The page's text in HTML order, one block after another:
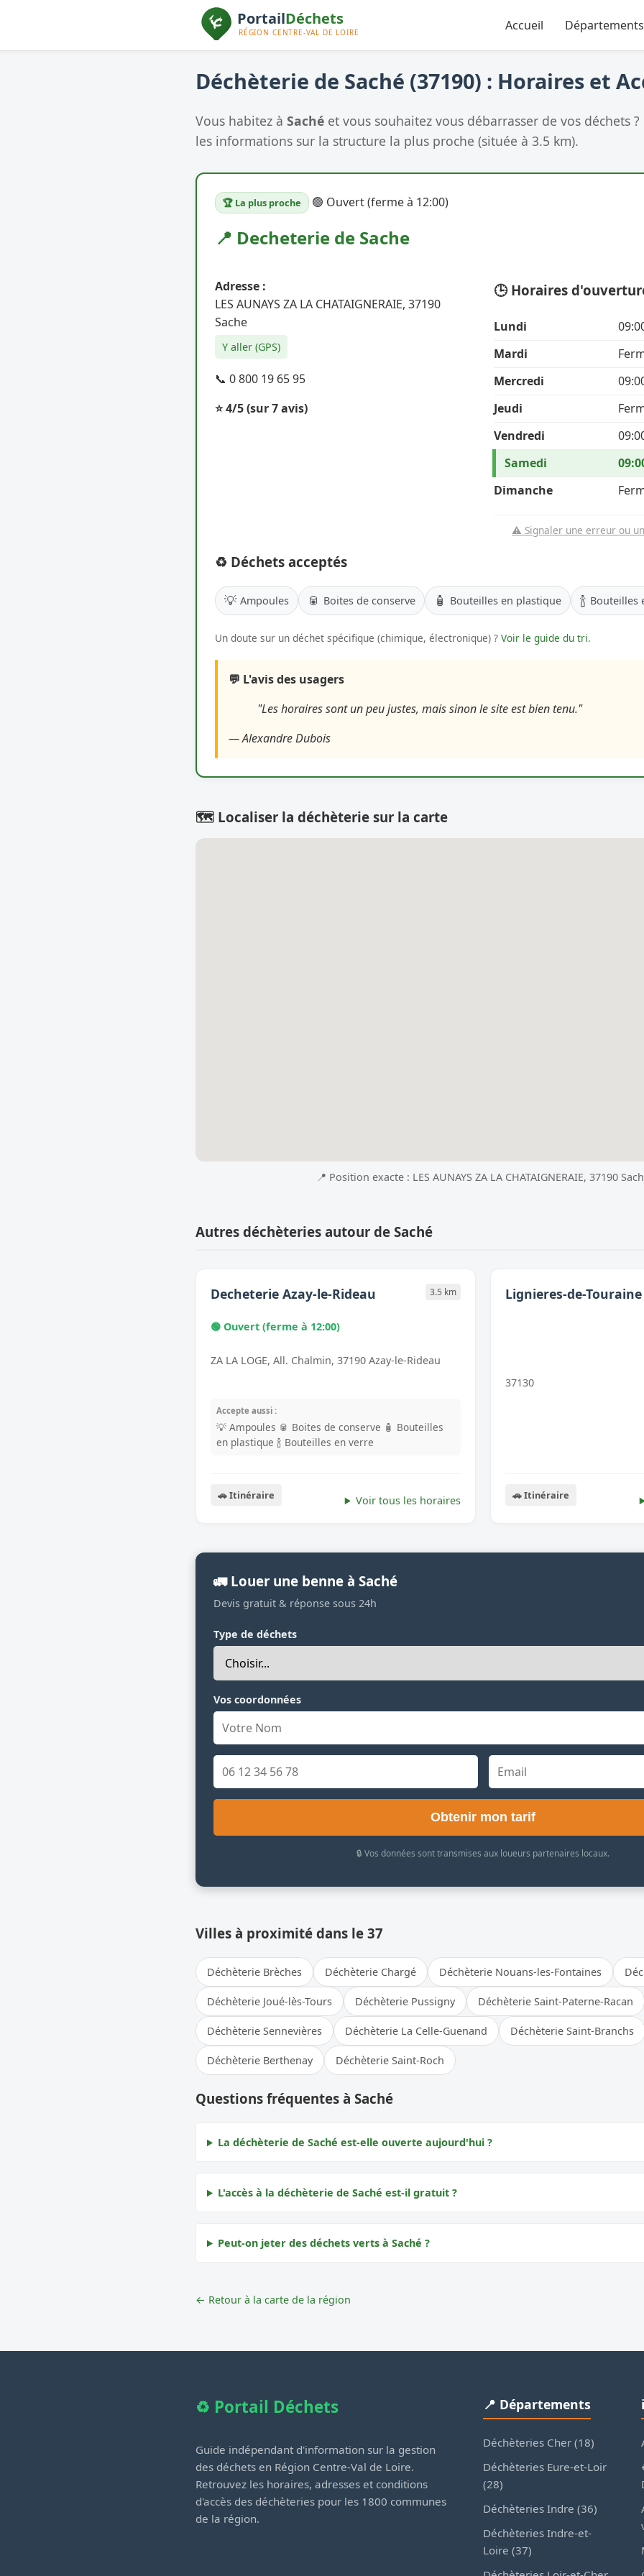
Accueil
Déchèterie de Saché (37190) : Horaires et
Vous habitez à Saché et vous souhaitez vous débarrasser de vos déchets
les informations sur la structure la plus proche (située à 3.5 km).
🏆 La plus proche 🟢 Ouvert (ferme à 12:00)
📍 Decheterie de Sache
Adresse :
LES AUNAYS ZA LA CHATAIGNERAIE, 37190
Sache
Y aller (GPS)
📞 0 800 19 65 95
⭐ 4/5(sur 7 avis)
🕒 Horaires
Lundi
Mardi
Mercredi
Jeudi
Vendredi
Samedi
Dimanche
⚠️ Signaler une erreur ou
♻️ Déchets acceptés
💡 Ampoules 🥫 Boites de conserve 🧴 Bouteilles en plastique 🍾 Bouteilles
Un doute sur un déchet spécifique (chimique, électronique) ? Voir le guide du tri.
💬 L'avis des usagers
"Les horaires sont un peu justes, mais sinon le site est bien tenu."
— Alexandre Dubois
🗺️ Localiser la déchèterie sur la carte
📍 Position exacte : LES AUNAYS ZA LA CHATAIGNERAIE, 37190
Autres déchèteries autour de Saché
Decheterie Azay-le-Rideau 3.5 km
🟢 Ouvert (ferme à 12:00)
ZA LA LOGE, All. Chalmin, 37190 Azay-le-Rideau
Accepte aussi :
💡 Ampoules 🥫 Boites de conserve 🧴 Bouteilles
en plastique 🍾 Bouteilles en verre
🚗 Itinéraire Voir tous les horaires
Lignieres-de-Touraine
37130
🚗 Itinéraire
🚛 Louer une benne à Saché
Devis gratuit & réponse sous 24h
Type de déchets
Vos coordonnées
Obtenir mon tarif
🔒 Vos données sont transmises aux loueurs partenaires locaux.
Villes à proximité dans le 37
Déchèterie Brèches Déchèterie Chargé Déchèterie Nouans-les-Fontaines
Déchèterie Joué-lès-Tours Déchèterie Pussigny Déchèterie Saint-Paterne-Racan
Déchèterie Sennevières Déchèterie La Celle-Guenand Déchèterie Saint-Branchs
Déchèterie Berthenay Déchèterie Saint-Roch
Questions fréquentes à Saché
La déchèterie de Saché est-elle ouverte aujourd'hui ?
L'accès à la déchèterie de Saché est-il gratuit ?
Peut-on jeter des déchets verts à Saché ?
← Retour à la carte de la région
♻️ Portail Déchets
Guide indépendant d'information sur la gestion
des déchets en Région Centre-Val de Loire.
Retrouvez les horaires, adresses et conditions
d'accès des déchèteries pour les 1800 communes
de la région.
📍 Départements
Déchèteries Cher (18)
Déchèteries Eure-et-Loir
(28)
Déchèteries Indre (36)
Déchèteries Indre-et-
Loire (37)